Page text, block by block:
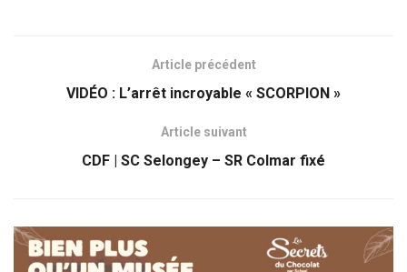
Article précédent
VIDÉO : L’arrêt incroyable « SCORPION »
Article suivant
CDF | SC Selongey – SR Colmar fixé